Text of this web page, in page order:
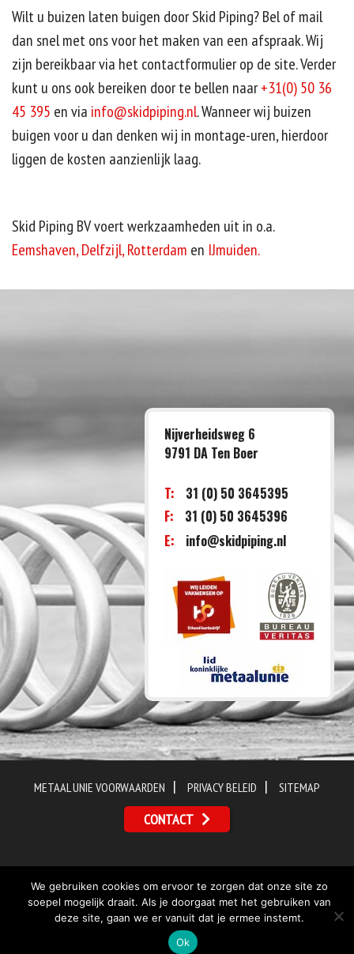
Wilt u buizen laten buigen door Skid Piping? Bel of mail
dan snel met ons voor het maken van een afspraak. Wij
zijn bereikbaar via het contactformulier op de site. Verder
kunt u ons ook bereiken door te bellen naar+31(0) 50 36
45 395 en via info@skidpiping.nl. Wanneer wij buizen
buigen voor u dan denken wij in montage-uren, hierdoor
liggen de kosten aanzienlijk laag.
Skid Piping BV voert werkzaamheden uit in o.a.
Eemshaven,Delfzijl,Rotterdam en IJmuiden.
Nijverheidsweg 6
9791 DA Ten Boer
T:
31 (0) 50 3645395
F:
31 (0) 50 3645396
E:
info@skidpiping.nl
METAAL UNIE VOORWAARDEN | PRIVACY BELEID | SITEMAP
CONTACT
(©) 2026 Skid Piping BV
We gebruiken cookies om ervoor te zorgen dat onze site zo
soepel mogelijk draait. Als je doorgaat met het gebruiken van
deze site, gaan we er vanuit dat je ermee instemt.
Ok